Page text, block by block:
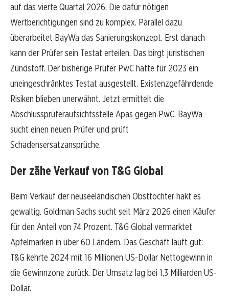
auf das vierte Quartal 2026. Die dafür nötigen
Wertberichtigungen sind zu komplex. Parallel dazu
überarbeitet BayWa das Sanierungskonzept. Erst danach
kann der Prüfer sein Testat erteilen. Das birgt juristischen
Zündstoff. Der bisherige Prüfer PwC hatte für 2023 ein
uneingeschränktes Testat ausgestellt. Existenzgefährdende
Risiken blieben unerwähnt. Jetzt ermittelt die
Abschlussprüferaufsichtsstelle Apas gegen PwC. BayWa
sucht einen neuen Prüfer und prüft
Schadensersatzansprüche.
Der zähe Verkauf von T&G Global
Beim Verkauf der neuseeländischen Obsttochter hakt es
gewaltig. Goldman Sachs sucht seit März 2026 einen Käufer
für den Anteil von 74 Prozent. T&G Global vermarktet
Apfelmarken in über 60 Ländern. Das Geschäft läuft gut:
T&G kehrte 2024 mit 16 Millionen US-Dollar Nettogewinn in
die Gewinnzone zurück. Der Umsatz lag bei 1,3 Milliarden US-
Dollar.